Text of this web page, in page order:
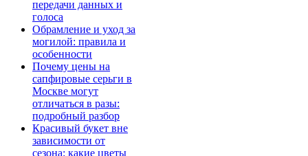
передачи данных и
голоса
Обрамление и уход за
могилой: правила и
особенности
Почему цены на
сапфировые серьги в
Москве могут
отличаться в разы:
подробный разбор
Красивый букет вне
зависимости от
сезона: какие цветы